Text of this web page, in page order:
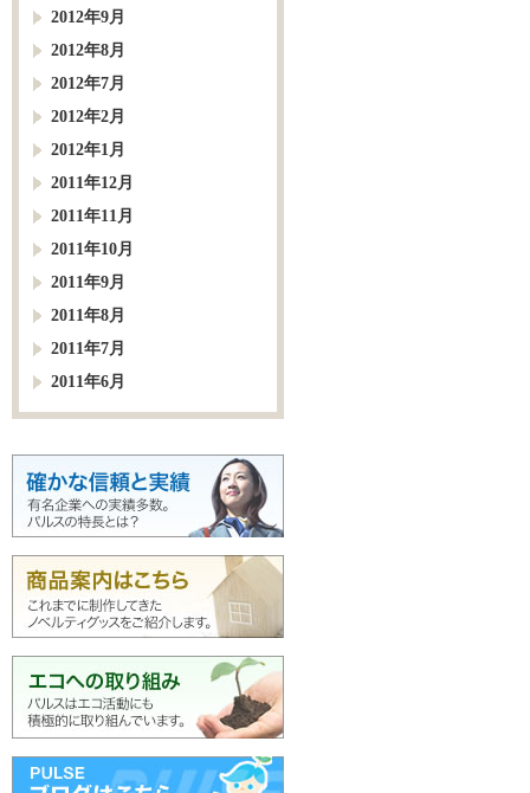
2012年9月
2012年8月
2012年7月
2012年2月
2012年1月
2011年12月
2011年11月
2011年10月
2011年9月
2011年8月
2011年7月
2011年6月